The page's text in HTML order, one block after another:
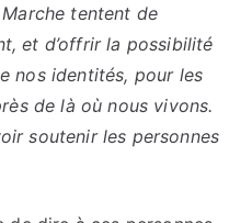
tentent de
et d’offrir la possibilité
nos identités, pour les
de là où nous vivons.
soutenir les personnes